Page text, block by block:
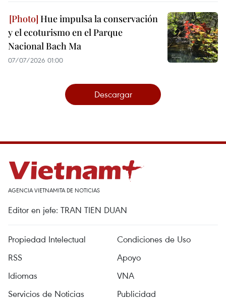
Hue impulsa la conservación
y el ecoturismo en el Parque
Nacional Bach Ma
07/07/2026 01:00
Descargar
AGENCIA VIETNAMITA DE NOTICIAS
Editor en jefe: TRAN TIEN DUAN
Propiedad Intelectual
Condiciones de Uso
RSS
Apoyo
Idiomas
VNA
Servicios de Noticias
Publicidad